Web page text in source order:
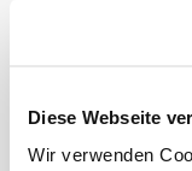
Diese Webseite
Wir verwenden